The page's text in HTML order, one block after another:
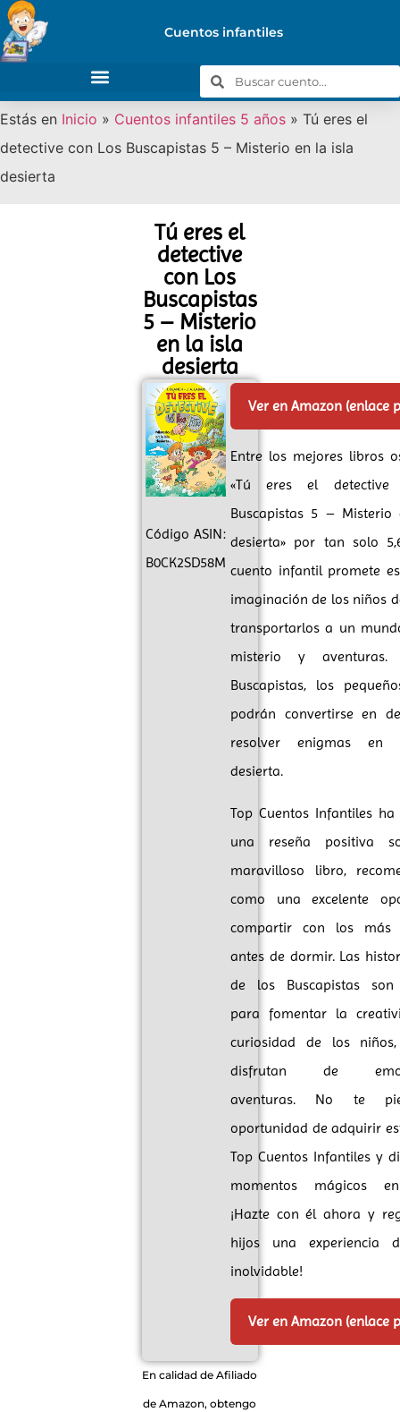
Cuentos infantiles
Estás en Inicio » Cuentos infantiles 5 años » Tú eres el
detective con Los Buscapistas 5 – Misterio en la isla
desierta
Tú eres el
detective
con Los
Buscapistas
5 – Misterio
en la isla
desierta
Código ASIN:
B0CK2SD58M
Ver en Amazon (enlace
Entre los mejores libros
«Tú eres el detective
Buscapistas 5 –
desierta» por tan solo
cuento infantil promete
imaginación de los niños
transportarlos a un
misterio y
Buscapistas, los
podrán convertirse en
resolver enigmas en
desierta.
Top Cuentos Infantiles
una reseña positiva
maravilloso libro,
como una excelente
compartir con los más
antes de dormir. Las
de los Buscapistas son
para fomentar la
curiosidad de los
disfrutan de
aventuras. No te
oportunidad de adquirir
Top Cuentos Infantiles y
momentos mágicos
¡Hazte con él ahora y
hijos una experiencia
inolvidable!
Ver en Amazon (enlace
En calidad de Afiliado
de Amazon, obtengo